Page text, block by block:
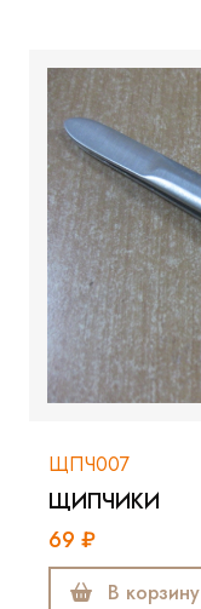
ЩПЧ007
ЩИПЧИКИ
69 ₽
В корзину